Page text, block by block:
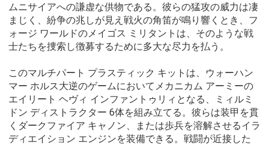
ムニサイアへの謙虚な供物である。彼らの猛攻の威力は凄
まじく、紛争の兆しが見え戦火の角笛が鳴り響くとき、フ
ォージ ワールドのメイゴス ミリタントは、そのような戦
士たちを捜索し徴募するために多大な尽力を払う。
このマルチパート プラスティック キットは、ウォーハン
マー ホルス大逆のゲームにおいてメカニカム アーミーの
エイリート ヘヴィ インファントゥリィとなる、ミィルミ
ドン ディストラクター 6体を組み立てる。彼らは装甲を貫
くダークファイア キャノン、または歩兵を溶解させるイラ
ディエイション エンジンを装備できる。戦闘が近接した